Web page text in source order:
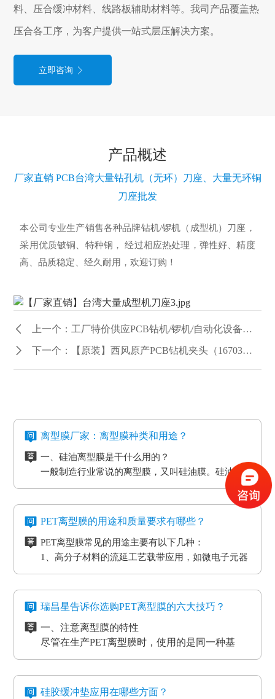
料、压合缓冲材料、线路板辅助材料等。我司产品覆盖热
压合各工序，为客户提供一站式层压解决方案。
立即咨询
产品概述
厂家直销 PCB台湾大量钻孔机（无环）刀座、大量无环铜
刀座批发
本公司专业生产销售各种品牌钻机/锣机（成型机）刀座，
采用优质铍铜、特种钢， 经过相应热处理，弹性好、精度
高、品质稳定、经久耐用，欢迎订购！
上一个：工厂特价供应PCB钻机/锣机/自动化设备用气缸、压脚上下气缸等
下一个：【原装】西风原产PCB钻机夹头（16703、17809(17593)、37462）
离型膜厂家：离型膜种类和用途？
一、硅油离型膜是干什么用的？
一般制造行业常说的离型膜，又叫硅油膜。硅油离
型膜应用分成两类：模切制造行业的应用和石墨制
造行业的应用。应用于石墨制造行业的硅油离型膜
具备离型力匀称平稳、等特点，还可以按客户标准
氟素离型膜别称氟塑离型膜。这类离型膜是由表层
性。相对于硅胶带，具备优质的剥离特性。氟素离
型膜主要是应用于高温胶带、金手指复合模切加工
工艺。
三、非硅离型膜是干什么用的？
非硅离型膜的适用范围有热溶胶、HC的转印纸、微
粘胶以及微粘胶保护膜生产加工用离型膜。除此之
外，因其剥离力较重，在生产加工极其细微的构件
时，能够 具有很好的避免 离型膜挪动或掉下来的功
四、防静电离型膜是干什么用的？
在信息时代，电磁波会对没经屏蔽掉的敏感度电子
的影响，导致数据信息失真、通讯混乱。而电流的
磁效应和磨擦产生的静电感应对各种各样敏感元
电积累产生髙压放电，其严重后果将是毁灭性的，
因此防静电离型膜也很重要。
PET离型膜的用途和质量要求有哪些？
PET离型膜常见的用途主要有以下几种：
1、高分子材料的流延工艺载带应用，如微电子元器
件
3、各种多层印刷线路板行业的层压工艺应用
5、PCB/PCL应用
6、光电模切冲型行业应用
PET离型膜的质量要求也不一样：
如普通模切冲型对PET离型膜的要求是厚度均匀剥离
力稳定。
瑞昌星告诉你选购PET离型膜的六大技巧？
一、注意离型膜的特性
尽管在生产PET离型膜时，使用的是同一种基
材，但是使用不一样的离型剂，就会得到不一样
重。
尽管每个品牌的离型膜在价格上都会有一些差
硅胶缓冲垫应用在哪些方面？